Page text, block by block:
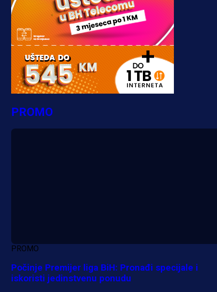
PROMO
PROMO
Počinje Premijer liga BiH: Pronađi specijale i
iskoristi jedinstvenu ponudu